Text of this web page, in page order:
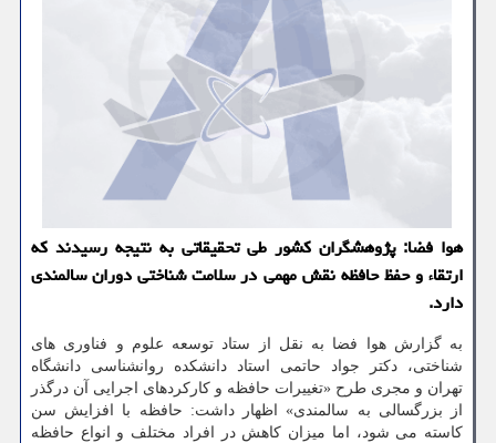
هوا فضا: پژوهشگران كشور طی تحقیقاتی به نتیجه رسیدند كه
ارتقاء و حفظ حافظه نقش مهمی در سلامت شناختی دوران سالمندی
دارد.
به گزارش هوا فضا به نقل از ستاد توسعه علوم و فناوری های
شناختی، دکتر جواد حاتمی استاد دانشکده روانشناسی دانشگاه
تهران و مجری طرح «تغییرات حافظه و کارکردهای اجرایی آن درگذر
از بزرگسالی به سالمندی» اظهار داشت: حافظه با افزایش سن
کاسته می شود، اما میزان کاهش در افراد مختلف و انواع حافظه